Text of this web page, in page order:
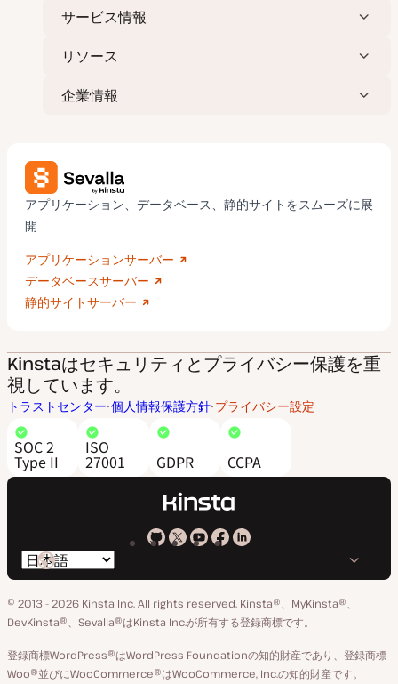
サービス情報
リソース
企業情報
アプリケーション、データベース、静的サイトをスムーズに展
開
アプリケーションサーバー
データベースサーバー
静的サイトサーバー
Kinstaはセキュリティとプライバシー保護を重
視しています。
トラストセンター 個人情報保護方針 プライバシー設定
SOC 2
Type II
ISO
27001 GDPR CCPA
Kinsta
GitHub
Kinsta
X
ア
カ
ウ
Kinsta
YouTube
Kinsta
Facebook
Kinsta
LinkedIn
ペ
ー
ジ
言
語
の
り
© 2013 - 2026 Kinsta Inc. All rights reserved. Kinsta®、MyKinsta®、
DevKinsta®、Sevalla®はKinsta Inc.が所有する登録商標です。
登録商標WordPress®はWordPress Foundationの知的財産であり、登録商標
Woo®並びにWooCommerce®はWooCommerce, Inc.の知的財産です。